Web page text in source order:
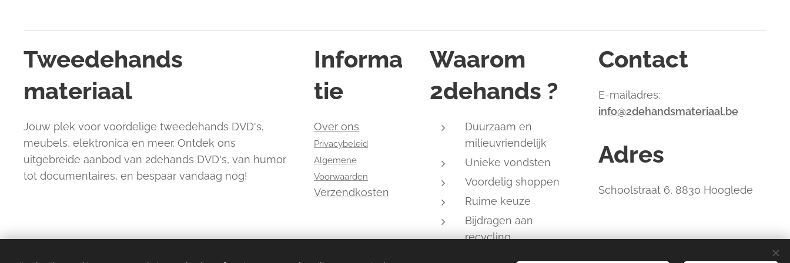
Tweedehands
materiaal
Jouw plek voor voordelige tweedehands DVD's,
meubels, elektronica en meer. Ontdek ons
uitgebreide aanbod van 2dehands DVD's, van humor
tot documentaires, en bespaar vandaag nog!
Informa
tie
Over ons
Privacybeleid
Algemene
Voorwaarden
Verzendkosten
Waarom
2dehands ?
Duurzaam en
milieuvriendelijk
Unieke vondsten
Voordelig shoppen
Ruime keuze
Bijdragen aan
recycling
Contact
E-mailadres:
info@2dehandsmateriaal.be
Adres
Schoolstraat 6, 8830 Hooglede